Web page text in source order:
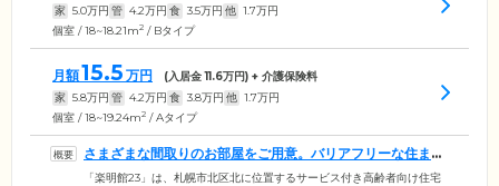
家 5.0万円 管 4.2万円 食 3.5万円 他 1.7万円
個室 / 18~18.21m2 / Bタイプ
月額15.5 万円 (入居金11.6万円) + 介護保険料
家 5.8万円 管 4.2万円 食 3.8万円 他 1.7万円
個室 / 18~19.24m2 / Aタイプ
さまざまな間取りのお部屋をご用意。バリアフリーな住まい
です
「楽明館23」は、札幌市北区北に位置するサービス付き高齢者向け住宅